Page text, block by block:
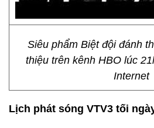
Siêu phẩm Biệt đội đánh
thiệu trên kênh HBO lúc
Internet
Lịch phát sóng VTV3 tối